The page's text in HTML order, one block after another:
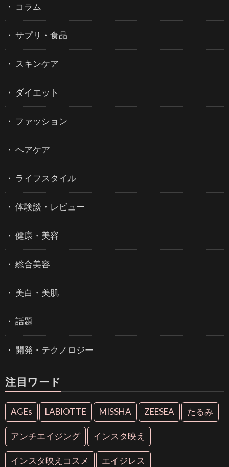
コラム
サプリ・食品
スキンケア
ダイエット
ファッション
ヘアケア
ライフスタイル
体験談・レビュー
健康・美容
総合美容
美白・美肌
話題
開発・テクノロジー
注目ワード
AGEs LABIOTTE MISSHA ZEESEA たるみ
アンチエイジング インスタ映え
インスタ映えコスメ エイジレス